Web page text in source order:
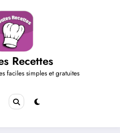
Recettes
faciles simples et gratuites